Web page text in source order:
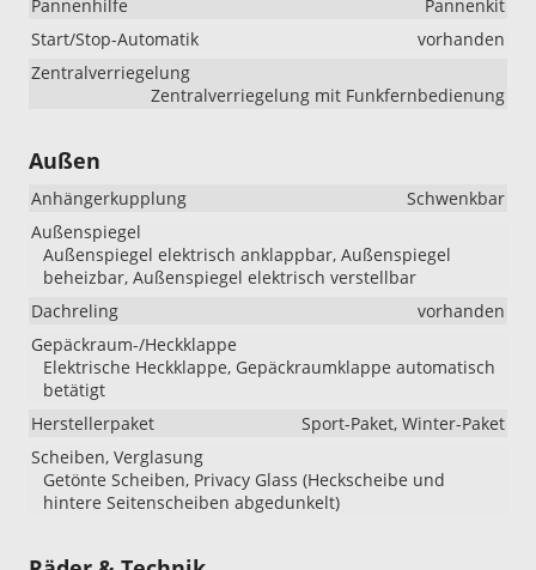
Pannenhilfe
Pannenkit
Start/Stop-Automatik
vorhanden
Zentralverriegelung
Zentralverriegelung mit Funkfernbedienung
Außen
Anhängerkupplung
Schwenkbar
Außenspiegel
Außenspiegel elektrisch anklappbar, Außenspiegel
beheizbar, Außenspiegel elektrisch verstellbar
Dachreling
vorhanden
Gepäckraum-/Heckklappe
Elektrische Heckklappe, Gepäckraumklappe automatisch
betätigt
Herstellerpaket
Sport-Paket, Winter-Paket
Scheiben, Verglasung
Getönte Scheiben, Privacy Glass (Heckscheibe und
hintere Seitenscheiben abgedunkelt)